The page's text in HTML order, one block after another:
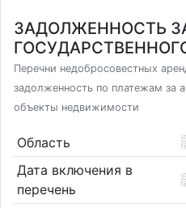
ЗАДОЛЖЕННОСТЬ
Перечни недобросовестных
задолженность по платежам за
объекты недвижимости
Область
Дата включения в
перечень